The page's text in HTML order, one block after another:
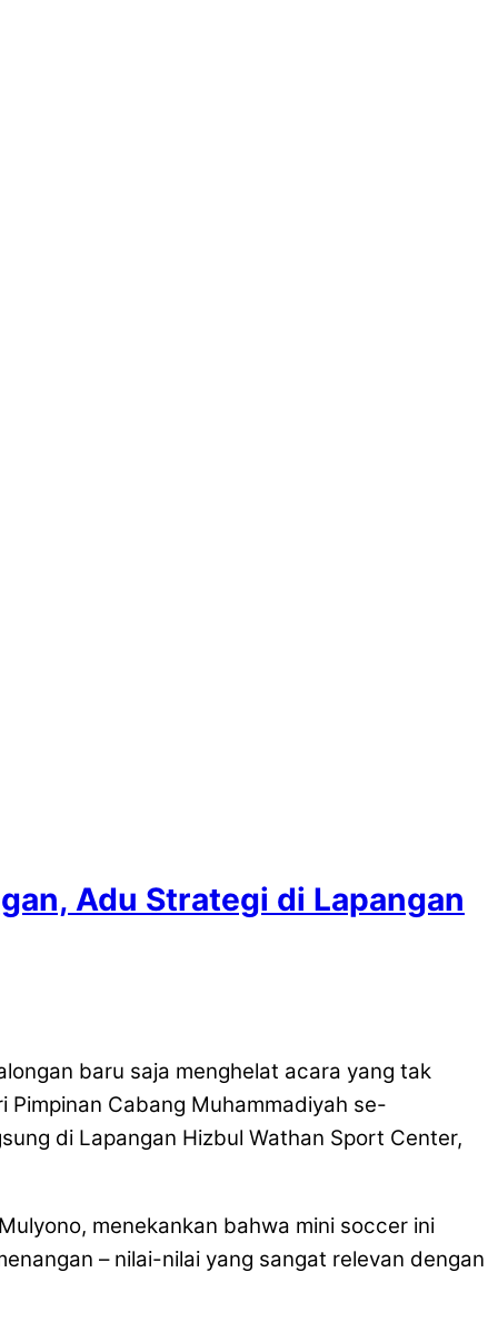
Adu Strategi di Lapangan
baru saja menghelat acara yang tak
Cabang Muhammadiyah se-
di Lapangan Hizbul Wathan Sport Center,
menekankan bahwa mini soccer ini
– nilai-nilai yang sangat relevan dengan